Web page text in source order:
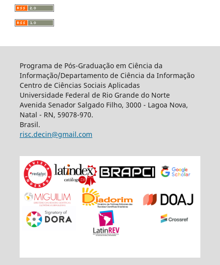
Programa de Pós-Graduação em Ciência da
Informação/Departamento de Ciência da Informação
Centro de Ciências Sociais Aplicadas
Universidade Federal de Rio Grande do Norte
Avenida Senador Salgado Filho, 3000 - Lagoa Nova,
Natal - RN, 59078-970.
Brasil.
risc.decin@gmail.com